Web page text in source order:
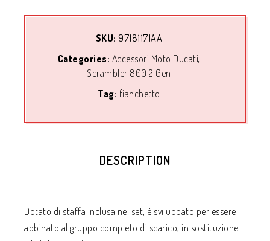
SKU:97181171AA
Categories: Accessori Moto Ducati,
Scrambler 800 2 Gen
Tag: fianchetto
DESCRIPTION
Dotato di staffa inclusa nel set, è sviluppato per essere
abbinato al gruppo completo di scarico, in sostituzione